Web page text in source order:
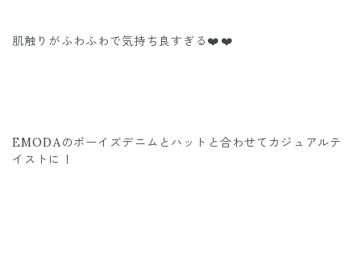
肌触りがふわふわで気持ち良すぎる❤️️❤️️
EMODAのボーイズデニムとハットと合わせてカジュアルテ
イストに！